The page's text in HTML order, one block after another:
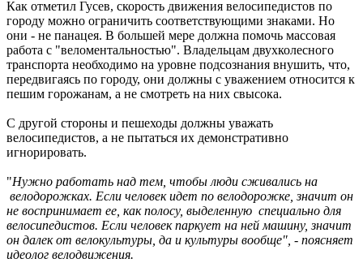
Как отметил Гусев, скорость движения велосипедистов по
городу можно ограничить соответствующими знаками. Но
они - не панацея. В большей мере должна помочь массовая
работа с "веломентальностью". Владельцам двухколесного
транспорта необходимо на уровне подсознания внушить, что,
передвигаясь по городу, они должны с уважением относится к
пешим горожанам, а не смотреть на них свысока.
С другой стороны и пешеходы должны уважать
велосипедистов, а не пытаться их демонстративно
игнорировать.
"Нужно работать над тем, чтобы люди сживались на
велодорожках. Если человек идет по велодорожке, значит он
не воспринимает ее, как полосу, выделенную специально для
велосипедистов. Если человек паркует на ней машину, значит
он далек от велокультуры, да и культуры вообще", - поясняет
идеолог велодвижения.